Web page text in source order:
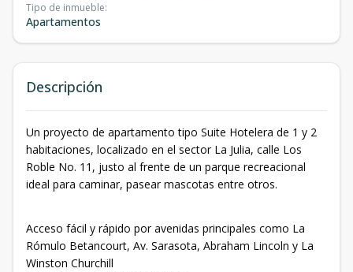
Tipo de inmueble:
Apartamentos
Descripción
Un proyecto de apartamento tipo Suite Hotelera de 1 y 2
habitaciones, localizado en el sector La Julia, calle Los
Roble No. 11, justo al frente de un parque recreacional
ideal para caminar, pasear mascotas entre otros.
Acceso fácil y rápido por avenidas principales como La
Rómulo Betancourt, Av. Sarasota, Abraham Lincoln y La
Winston Churchill